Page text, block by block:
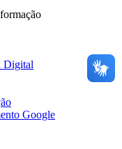
Digital
Google